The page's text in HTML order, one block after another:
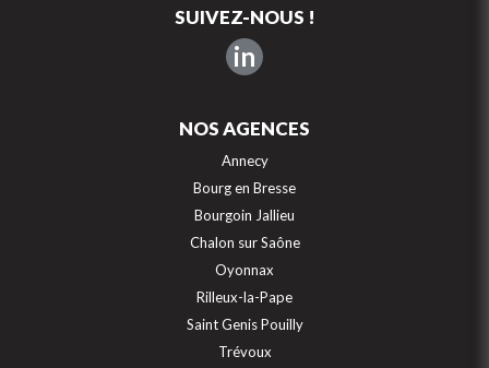
SUIVEZ-NOUS !
in
NOS AGENCES
Annecy
Bourg en Bresse
Bourgoin Jallieu
Chalon sur Saône
Oyonnax
Rilleux-la-Pape
Saint Genis Pouilly
Trévoux